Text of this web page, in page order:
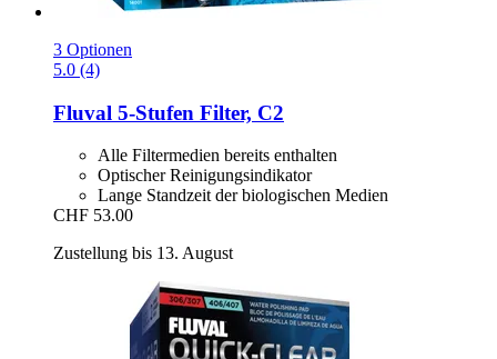
3 Optionen
5.0 (4)
Fluval 5-​Stufen Filter, C2
Alle Filtermedien bereits enthalten
Optischer Reinigungsindikator
Lange Standzeit der biologischen Medien
CHF 53.00
Zustellung bis 13. August